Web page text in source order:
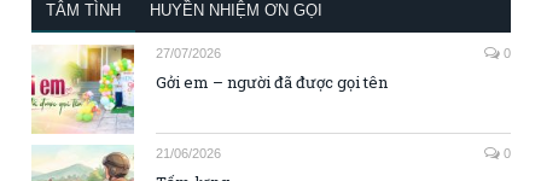
TÂM TÌNH HUYỀN NHIỆM ƠN GỌI
27/07/2026 0
Gởi em – người đã được gọi tên
21/06/2026 0